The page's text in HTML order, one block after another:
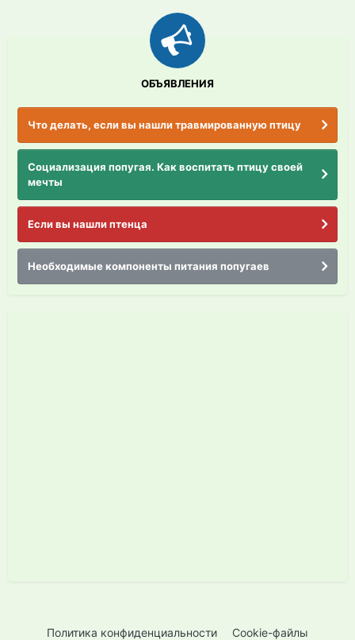
ОБЪЯВЛЕНИЯ
Что делать, если вы нашли травмированную птицу
Социализация попугая. Как воспитать птицу своей
мечты
Если вы нашли птенца
Необходимые компоненты питания попугаев
Политика конфиденциальности Cookie-файлы